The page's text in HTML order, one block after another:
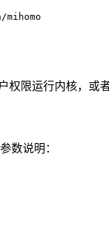
权限运行内核，或
数说明：